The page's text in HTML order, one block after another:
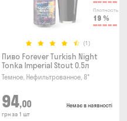
Плотность
19 %
(1)
Пиво Forever Turkish Night
Tonka Imperial Stout 0.5л
Темное, Нефильтрованное, 8°
94,00
грн за 1 шт
Немає в наявності